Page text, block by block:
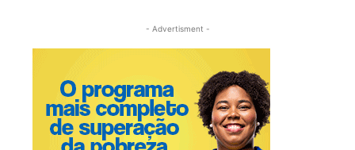
- Advertisment -